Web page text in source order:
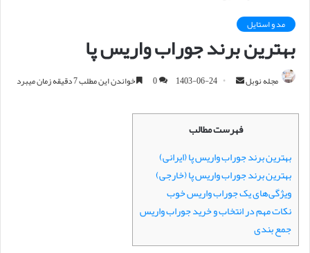
مد و استایل
بهترین برند جوراب واریس پا
مجله نوبل
س
ا
ا
ی
م
ی
1403-06-24
0 خواندن این مطلب 7 دقیقه زمان میبرد
فهرست مطالب
بهترین برند جوراب واریس پا (ایرانی)
بهترین برند جوراب واریس پا (خارجی)
ویژگی‌های یک جوراب واریس خوب
نکات مهم در انتخاب و خرید جوراب واریس
جمع بندی